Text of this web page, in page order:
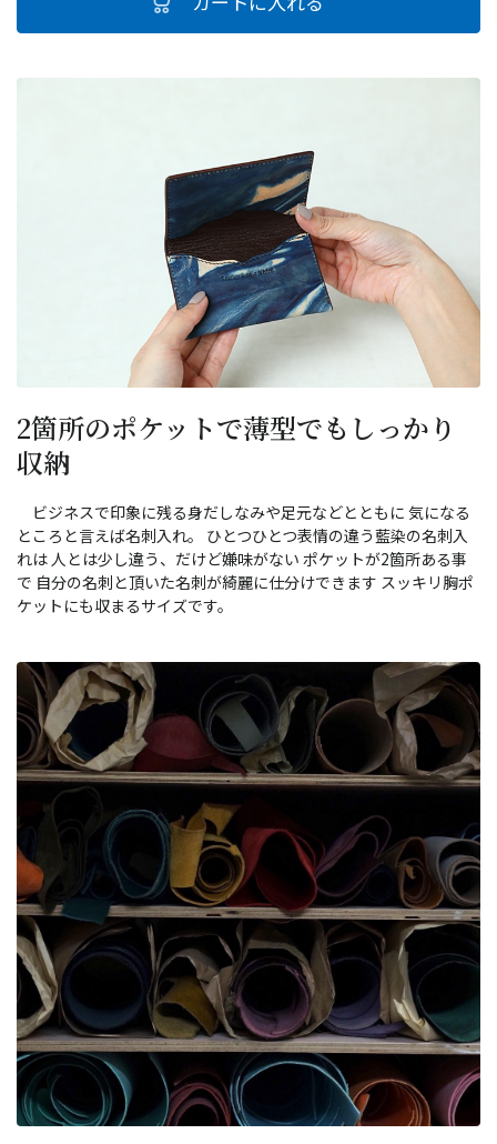
2箇所のポケットで薄型でもしっかり
収納
ビジネスで印象に残る身だしなみや足元などとともに 気になる
ところと言えば名刺入れ。 ひとつひとつ表情の違う藍染の名刺入
れは 人とは少し違う、だけど嫌味がない ポケットが2箇所ある事
で 自分の名刺と頂いた名刺が綺麗に仕分けできます スッキリ胸ポ
ケットにも収まるサイズです。